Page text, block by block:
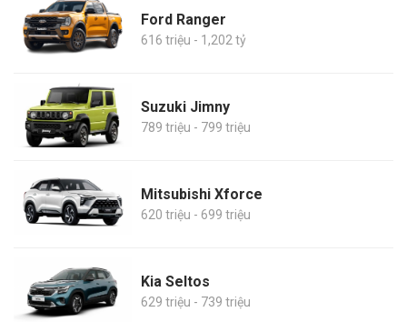
Ford Ranger
616 triệu - 1,202 tỷ
Suzuki Jimny
789 triệu - 799 triệu
Mitsubishi Xforce
620 triệu - 699 triệu
Kia Seltos
629 triệu - 739 triệu